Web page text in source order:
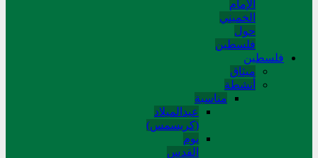
الإمام
الخمیني
حول
فلسطین
فلسطین
میثاق
أنشطة
مناسبة
عیدالمیلاد
(کریسمس)
یوم
القدس